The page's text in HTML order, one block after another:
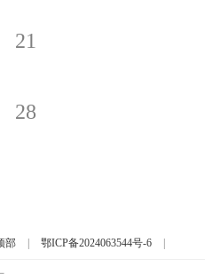
21
28
部 鄂ICP备2024063544号-6